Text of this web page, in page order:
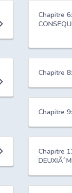
Chapitre
Chapitre
Chapitre
Chapitre